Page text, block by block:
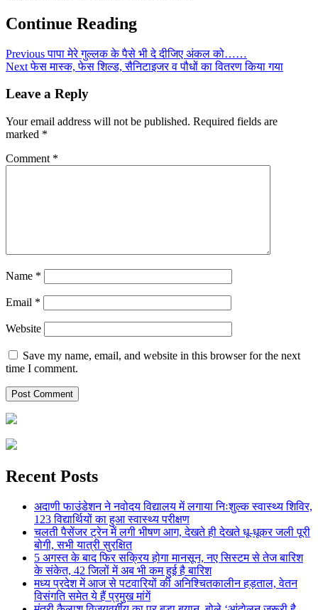
Continue Reading
Previousपापा मेरे गुल्लक के पैसे भी दे दीजिए अंकल को……
Nextफेस मास्क, फेस शिल्ड, सैनिटाइजर व पौधों का वितरण किया गया
Leave a Reply
Your email address will not be published. Required fields are
marked *
Comment *
Name *
Email *
Website
Save my name, email, and website in this browser for the next
time I comment.
Recent Posts
अदाणी फाउंडेशन ने नवोदय विद्यालय में लगाया निःशुल्क स्वास्थ्य शिविर,
123 विद्यार्थियों का हुआ स्वास्थ्य परीक्षण
चलती पैसेंजर ट्रेन में लगी भीषण आग, देखते ही देखते धू-धूकर जली पूरी
बोगी, सभी यात्री सुरक्षित
5 अगस्त के बाद फिर सक्रिय होगा मानसून, नए सिस्टम से तेज बारिश
के संकेत, 42 जिलों में अब भी कम हुई है बारिश
मध्य प्रदेश में आज से पटवारियों की अनिश्चितकालीन हड़ताल, वेतन
विसंगति समेत ये हैं प्रमुख मांगें